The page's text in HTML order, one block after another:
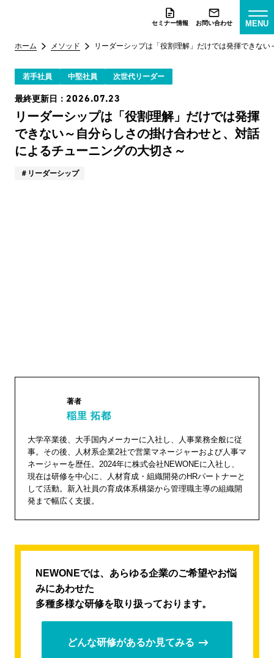
セミナー情報 お問い合わせ MENU
ホーム メソッド リーダーシップは「役割理解」だけでは発揮できな
若手社員 中堅社員 次世代リーダー
最終更新日： 2026.07.23
リーダーシップは「役割理解」だけでは発揮
できない～自分らしさの掛け合わせと、対話
によるチューニングの大切さ～
リーダーシップ
稲里 拓
都"
width="1
04"
height="
104">
著者
稲里 拓都
大学卒業後、大手国内メーカーに入社し、人事業務全般に従
事。その後、人材系企業2社で営業マネージャーおよび人事マ
ネージャーを歴任。2024年に株式会社NEWONEに入社し、
現在は研修を中心に、人材育成・組織開発のHRパートナーと
して活動。新入社員の育成体系構築から管理職主導の組織開
発まで幅広く支援。
NEWONEでは、あらゆる企業のご希望やお悩
みにあわせた
多種多様な研修を取り扱っております。
どんな研修があるか見てみる